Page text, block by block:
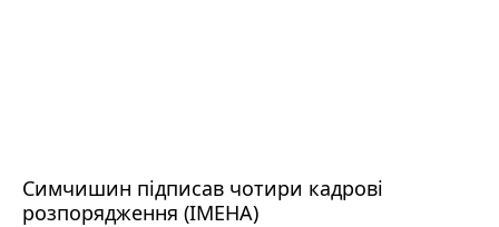
Симчишин підписав чотири кадрові
розпорядження (ІМЕНА)